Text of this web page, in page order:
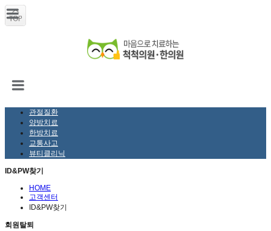
관절질환
양방치료
한방치료
교통사고
뷰티클리닉
ID&PW찾기
HOME
고객센터
ID&PW찾기
회원탈퇴